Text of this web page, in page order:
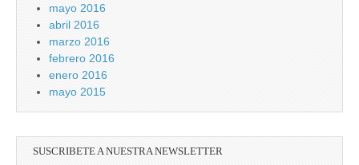
mayo 2016
abril 2016
marzo 2016
febrero 2016
enero 2016
mayo 2015
SUSCRIBETE A NUESTRA NEWSLETTER